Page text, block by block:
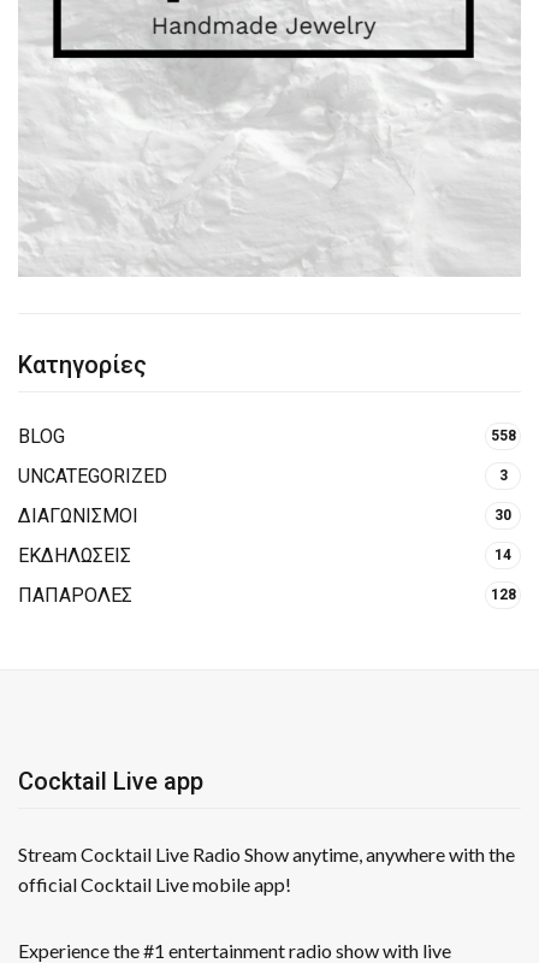
Κατηγορίες
BLOG 558
UNCATEGORIZED 3
ΔΙΑΓΩΝΙΣΜΟΙ 30
ΕΚΔΗΛΩΣΕΙΣ 14
ΠΑΠΑΡΟΛΕΣ 128
Cocktail Live app
Stream Cocktail Live Radio Show anytime, anywhere with the
official Cocktail Live mobile app!
Experience the #1 entertainment radio show with live